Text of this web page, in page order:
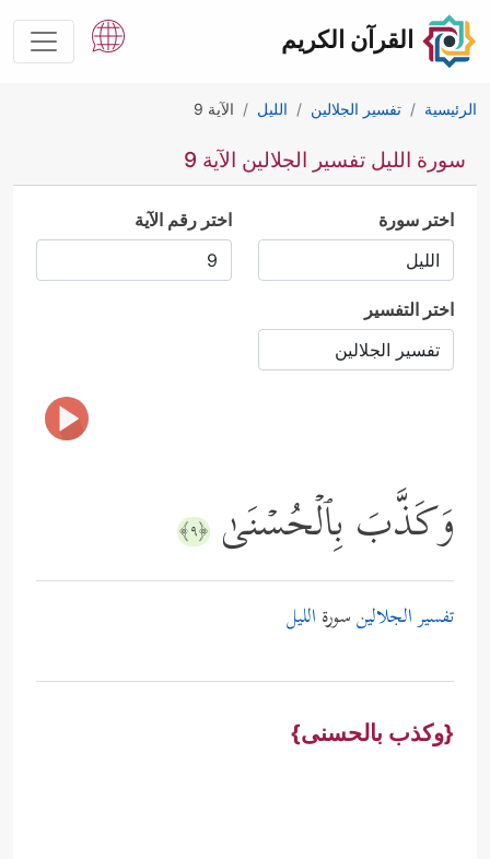
القرآن الكريم
الرئيسية تفسير الجلالين الليل الآية 9
سورة الليل تفسير الجلالين الآية 9
اختر سورة اختر رقم الآية
اختر التفسير
وَكَذَّبَ بِٱلۡحُسۡنَىٰ ﴿٩﴾
تفسير الجلالينسورة الليل
{وكذب بالحسنى}